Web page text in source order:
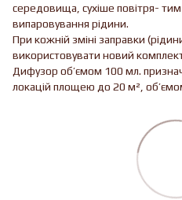
середовища, сухіше повітря- тим
випаровування рідини.
При кожній зміні заправки
використовувати новий
Дифузор об’ємом 100 мл.
локацій площею до 20 м²,